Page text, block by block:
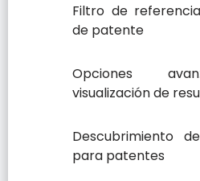
Filtro de
de patente
Opciones
visualización de
Descubrimiento
para patentes